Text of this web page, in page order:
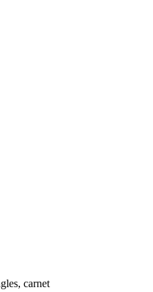
carnet